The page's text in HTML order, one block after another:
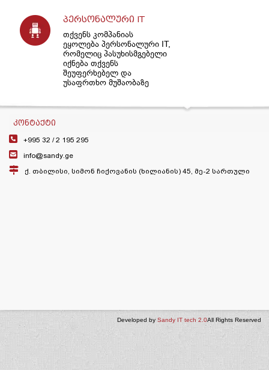
პერსონალური IT
თქვენს კომპანიას
ეყოლება პერსონალური IT,
რომელიც პასუხისმგებელი
იქნება თქვენს
შეუფერხებელ და
უსაფრთხო მუშაობაზე
ᲙᲝᲜᲢᲐᲥᲢᲘ
+995 32 /2 195 295
info@sandy.ge
ქ. თბილისი, სიმონ ჩიქოვანის (ხილიანის) 45, მე-2 სართული
Developed by Sandy IT tech 2.0All Rights Reserved